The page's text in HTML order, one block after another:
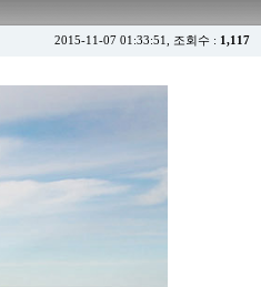
2015-11-07 01:33:51, 조회수 : 1,117